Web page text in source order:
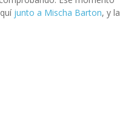
junto a Mischa Barton, y la